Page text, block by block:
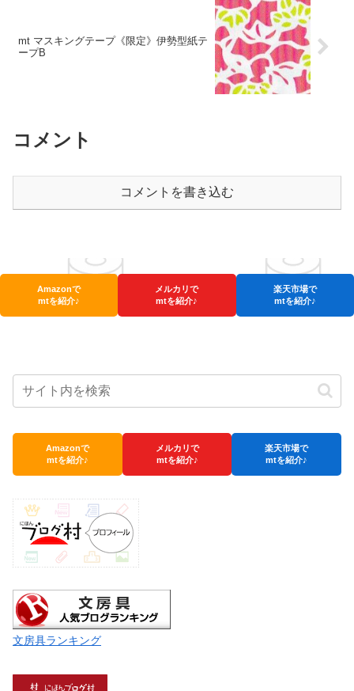
mt マスキングテープ《限定》伊勢型紙テ
ープB
コメント
コメントを書き込む
Amazonで
mtを紹介♪
メルカリで
mtを紹介♪
楽天市場で
mtを紹介♪
Amazonで
mtを紹介♪
メルカリで
mtを紹介♪
楽天市場で
mtを紹介♪
文房具ランキング